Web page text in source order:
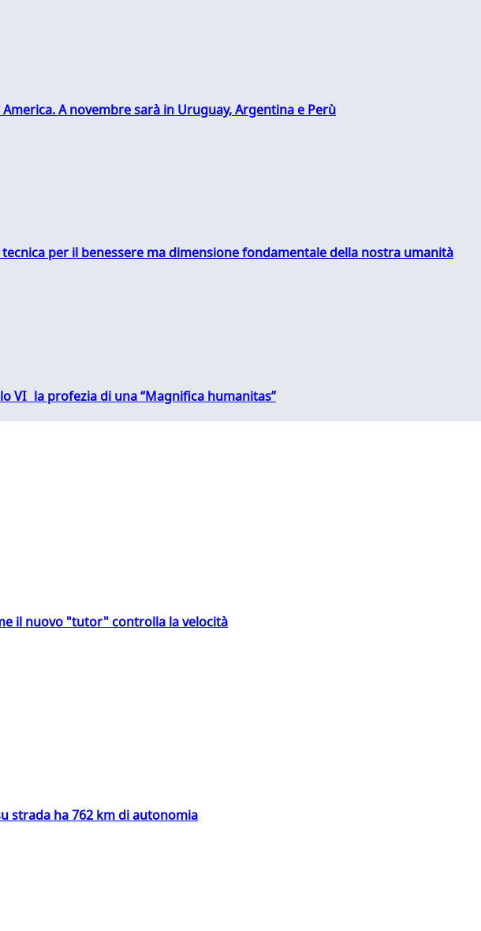
A novembre sarà in Uruguay, Argentina e Perù
tecnica per il benessere ma dimensione fondamentale della nostra umanità
VI la profezia di una “Magnifica humanitas”
il nuovo "tutor" controlla la velocità
strada ha 762 km di autonomia